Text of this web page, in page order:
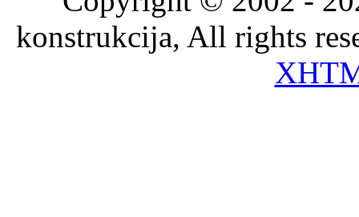
konstrukcija, All rights